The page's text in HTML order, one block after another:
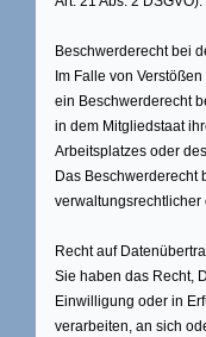
Beschwerderecht bei
Im Falle von
ein Beschwerderecht
in dem Mitgliedstaat
Arbeitsplatzes oder
Das Beschwerderecht
Recht auf
Sie haben das Recht,
Einwilligung oder in
verarbeiten, an sich